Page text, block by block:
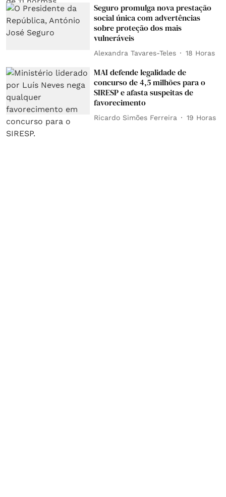
Seguro promulga nova prestação
social única com advertências
sobre proteção dos mais
vulneráveis
Alexandra Tavares-Teles 18 Horas
MAI defende legalidade de
concurso de 4,5 milhões para o
SIRESP e afasta suspeitas de
favorecimento
Ricardo Simões Ferreira 19 Horas